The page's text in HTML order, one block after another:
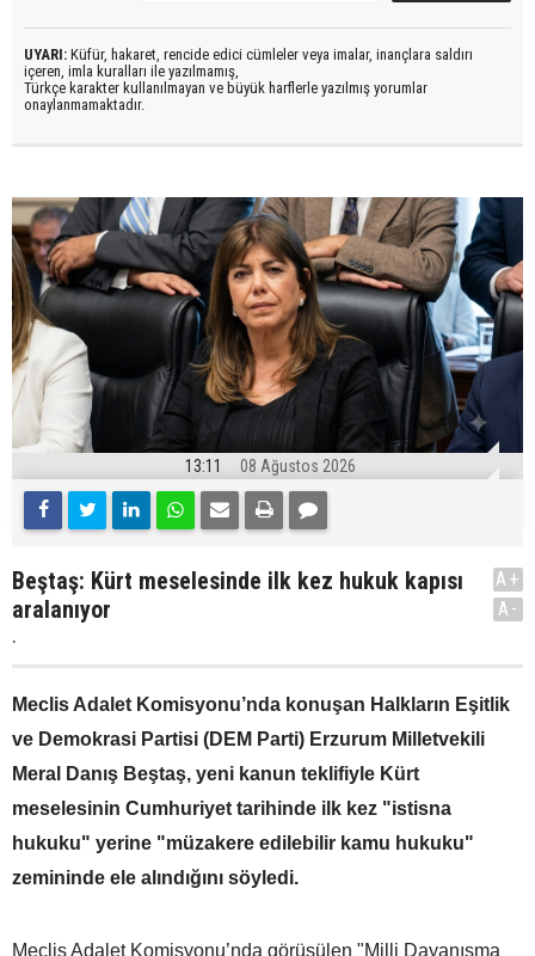
UYARI: Küfür, hakaret, rencide edici cümleler veya imalar, inançlara saldırı
içeren, imla kuralları ile yazılmamış,
Türkçe karakter kullanılmayan ve büyük harflerle yazılmış yorumlar
onaylanmamaktadır.
13:11 08 Ağustos 2026
Beştaş: Kürt meselesinde ilk kez hukuk kapısı
aralanıyor
.
A+
A-
Meclis Adalet Komisyonu’nda konuşan Halkların Eşitlik
ve Demokrasi Partisi (DEM Parti) Erzurum Milletvekili
Meral Danış Beştaş, yeni kanun teklifiyle Kürt
meselesinin Cumhuriyet tarihinde ilk kez "istisna
hukuku" yerine "müzakere edilebilir kamu hukuku"
zemininde ele alındığını söyledi.
Meclis Adalet Komisyonu’nda görüşülen "Milli Dayanışma